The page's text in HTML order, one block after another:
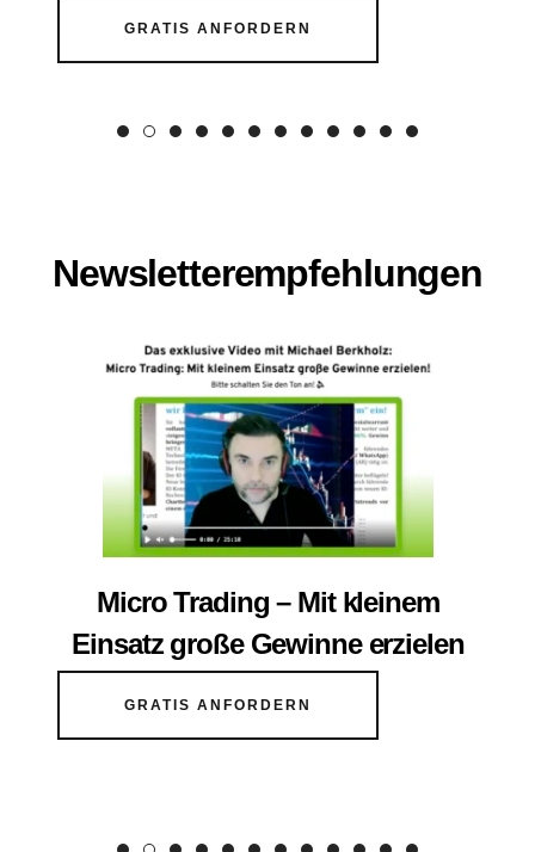
GRATIS ANFORDERN
Newsletterempfehlungen
Micro Trading – Mit kleinem
Einsatz große Gewinne erzielen
GRATIS ANFORDERN